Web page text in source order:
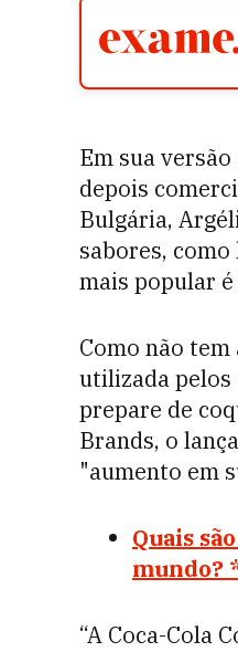
Em sua
depois
Bulgária,
sabores,
mais popular
Como não
utilizada pelos
prepare de
Brands, o
"aumento em
Quais
mundo?
“A Coca-Cola